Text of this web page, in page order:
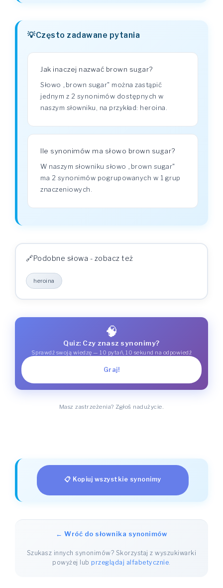
Często zadawane pytania
Jak inaczej nazwać brown sugar?
Słowo „brown sugar" można zastąpić
jednym z 2 synonimów dostępnych w
naszym słowniku, na przykład: heroina.
Ile synonimów ma słowo brown sugar?
W naszym słowniku słowo „brown sugar"
ma 2 synonimów pogrupowanych w 1 grup
znaczeniowych.
Podobne słowa - zobacz też
heroina
🧠
Quiz: Czy znasz synonimy?
Sprawdź swoją wiedzę — 10 pytań, 10 sekund na odpowiedź
Graj!
Masz zastrzeżenia? Zgłoś nadużycie.
📋 Kopiuj wszystkie synonimy
← Wróć do słownika synonimów
Szukasz innych synonimów? Skorzystaj z wyszukiwarki
powyżej lubprzeglądaj alfabetycznie.